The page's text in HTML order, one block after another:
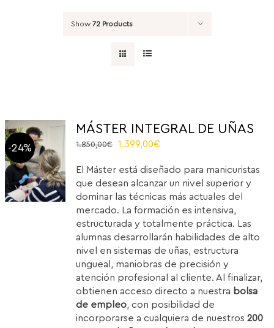
Show 72 Products
-24%
MÁSTER INTEGRAL DE UÑAS
1.850,00€
El
original
era:
1.850,00€.
1.399,00€
actual
es:
1.399,00€.
El Máster está diseñado para manicuristas
que desean alcanzar un nivel superior y
dominar las técnicas más actuales del
mercado. La formación es intensiva,
estructurada y totalmente práctica. Las
alumnas desarrollarán habilidades de alto
nivel en sistemas de uñas, estructura
ungueal, maniobras de precisión y
atención profesional al cliente. Al finalizar,
obtienen acceso directo a nuestra bolsa
de empleo, con posibilidad de
incorporarse a cualquiera de nuestros200